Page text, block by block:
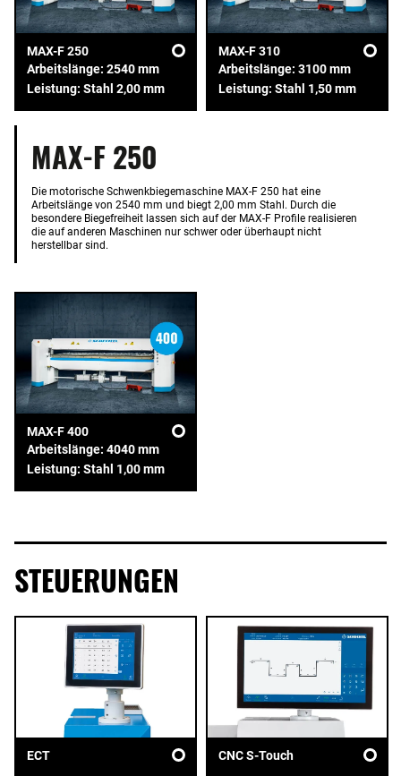
MAX-F 250
Arbeitslänge: 2540 mm
Leistung: Stahl 2,00 mm
MAX-F 310
Arbeitslänge: 3100 mm
Leistung: Stahl 1,50 mm
MAX-F 250
Die motorische Schwenkbiegemaschine MAX-F 250 hat eine
Arbeitslänge von 2540 mm und biegt 2,00 mm Stahl. Durch die
besondere Biegefreiheit lassen sich auf der MAX-F Profile realisieren
die auf anderen Maschinen nur schwer oder überhaupt nicht
herstellbar sind.
MAX-F 400
Arbeitslänge: 4040 mm
Leistung: Stahl 1,00 mm
STEUERUNGEN
ECT CNC S-Touch